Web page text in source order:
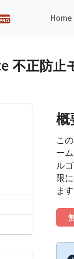
Home
不正防止
概
こ
ー
ル
限
ます